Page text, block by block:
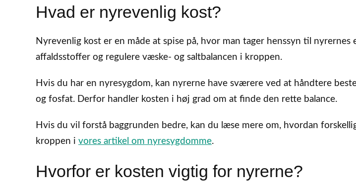
Hvad er nyrevenlig kost?
Nyrevenlig kost er en måde at spise på, hvor man tager henssyn til
affaldsstoffer og regulere væske- og saltbalancen i kroppen.
Hvis du har en nyresygdom, kan nyrerne have sværere ved at håndtere
og fosfat. Derfor handler kosten i høj grad om at finde den rette balance.
Hvis du vil forstå baggrunden bedre, kan du læse mere om, hvordan
kroppen i vores artikel om nyresygdomme.
Hvorfor er kosten vigtig for nyrerne?